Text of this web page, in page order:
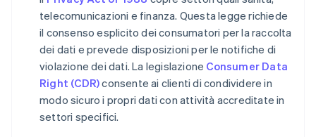
telecomunicazioni e finanza. Questa legge richiede
il consenso esplicito dei consumatori per la raccolta
dei dati e prevede disposizioni per le notifiche di
violazione dei dati. La legislazione Consumer Data
Right (CDR)consente ai clienti di condividere in
modo sicuro i propri dati con attività accreditate in
settori specifici.